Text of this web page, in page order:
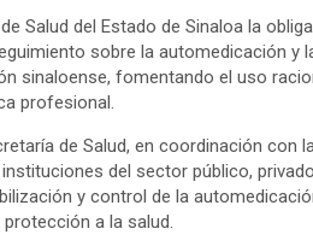
Salud del Estado de Sinaloa la
sobre la automedicación y
sinaloense, fomentando el uso
profesional.
de Salud, en coordinación con
del sector público,
y control de la
a la salud.